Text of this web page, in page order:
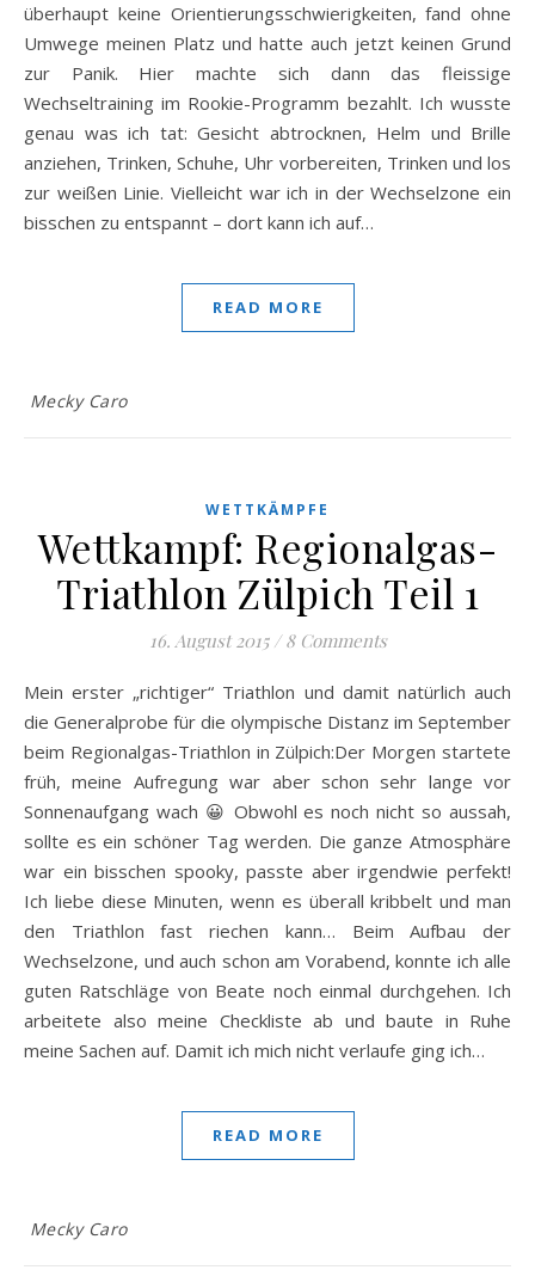
überhaupt keine Orientierungsschwierigkeiten, fand ohne
Umwege meinen Platz und hatte auch jetzt keinen Grund
zur Panik. Hier machte sich dann das fleissige
Wechseltraining im Rookie-Programm bezahlt. Ich wusste
genau was ich tat: Gesicht abtrocknen, Helm und Brille
anziehen, Trinken, Schuhe, Uhr vorbereiten, Trinken und los
zur weißen Linie. Vielleicht war ich in der Wechselzone ein
bisschen zu entspannt – dort kann ich auf…
READ MORE
Mecky Caro
WETTKÄMPFE
Wettkampf: Regionalgas-
Triathlon Zülpich Teil 1
16. August 2015 / 8 Comments
Mein erster „richtiger“ Triathlon und damit natürlich auch
die Generalprobe für die olympische Distanz im September
beim Regionalgas-Triathlon in Zülpich:Der Morgen startete
früh, meine Aufregung war aber schon sehr lange vor
Sonnenaufgang wach 😀 Obwohl es noch nicht so aussah,
sollte es ein schöner Tag werden. Die ganze Atmosphäre
war ein bisschen spooky, passte aber irgendwie perfekt!
Ich liebe diese Minuten, wenn es überall kribbelt und man
den Triathlon fast riechen kann… Beim Aufbau der
Wechselzone, und auch schon am Vorabend, konnte ich alle
guten Ratschläge von Beate noch einmal durchgehen. Ich
arbeitete also meine Checkliste ab und baute in Ruhe
meine Sachen auf. Damit ich mich nicht verlaufe ging ich…
READ MORE
Mecky Caro